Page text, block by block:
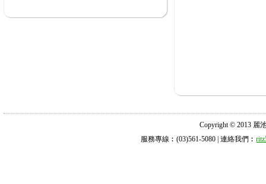
Copyright © 2013 麗
服務專線︰(03)561-5080 | 連絡我們︰